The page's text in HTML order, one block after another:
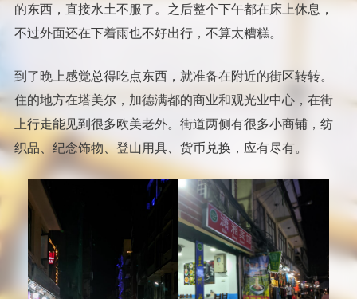
的东西，直接水土不服了。之后整个下午都在床上休息，
不过外面还在下着雨也不好出行，不算太糟糕。
到了晚上感觉总得吃点东西，就准备在附近的街区转转。
住的地方在塔美尔，加德满都的商业和观光业中心，在街
上行走能见到很多欧美老外。街道两侧有很多小商铺，纺
织品、纪念饰物、登山用具、货币兑换，应有尽有。